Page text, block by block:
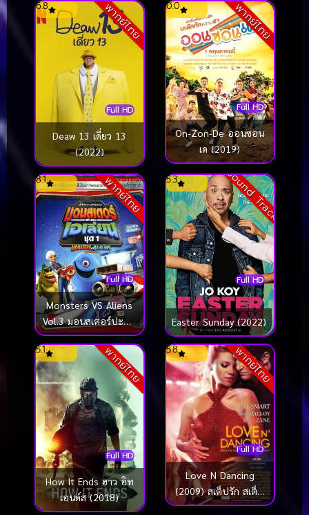
พากย์ไทย
Full HD
6.8
Deaw 13 เดี่ยว 13
(2022)
พากย์ไทย
Full HD
0.0
On-Zon-De ออนซอน
เด (2019)
พากย์ไทย
Full HD
8.1
Monsters VS Aliens
Vol.3 มอนสเตอร์ปะทะ
เอเลี่ยน ชุด 3
Sound Track
Full HD
5.3
Easter Sunday (2022)
พากย์ไทย
Full HD
5.1
How It Ends ฮาว อิท
เอนด์ส (2018)
พากย์ไทย
Full HD
5.8
Love N Dancing
(2009) สเต็ปรัก สเต็ป
ฝัน